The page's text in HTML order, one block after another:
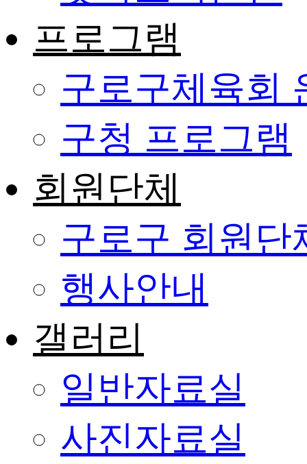
프로그램
구로구체육회
구청 프로그램
회원단체
구로구 회원단
행사안내
갤러리
일반자료실
사진자료실